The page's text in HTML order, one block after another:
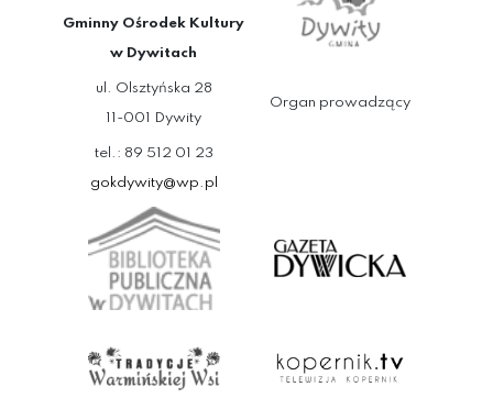
Gminny Ośrodek Kultury
w Dywitach
ul. Olsztyńska 28
11-001 Dywity
tel.: 89 512 01 23
gokdywity@wp.pl
Organ prowadzący